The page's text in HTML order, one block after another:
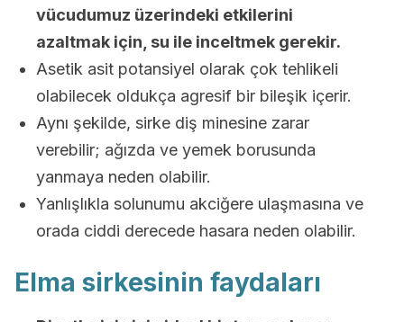
vücudumuz üzerindeki etkilerini
azaltmak için, su ile inceltmek gerekir.
Asetik asit potansiyel olarak çok tehlikeli
olabilecek oldukça agresif bir bileşik içerir.
Aynı şekilde, sirke diş minesine zarar
verebilir; ağızda ve yemek borusunda
yanmaya neden olabilir.
Yanlışlıkla solunumu akciğere ulaşmasına ve
orada ciddi derecede hasara neden olabilir.
Elma sirkesinin faydaları